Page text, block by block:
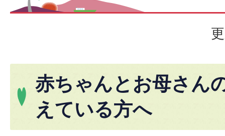
赤ちゃんとお母さん
えている方へ